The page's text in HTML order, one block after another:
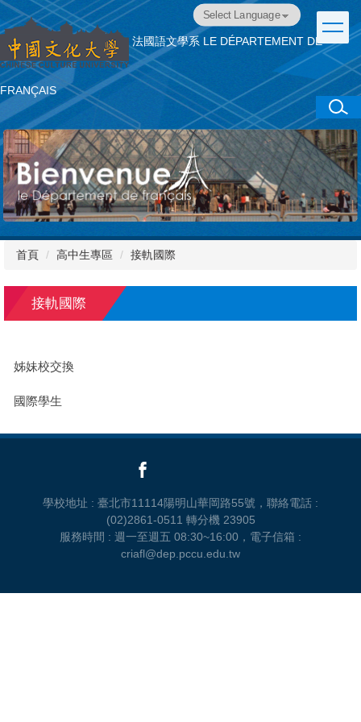
跳
到
主
要
內
容
區
法國語文學系 LE DÉPARTEMENT DE
FRANÇAIS
Translate
首頁 高中生專區 接軌國際
接軌國際
姊妹校交換
國際學生
學校地址 : 臺北市11114陽明山華岡路55號，聯絡電話 :
(02)2861-0511 轉分機 23905
服務時間 : 週一至週五 08:30~16:00，電子信箱 :
criafl@dep.pccu.edu.tw